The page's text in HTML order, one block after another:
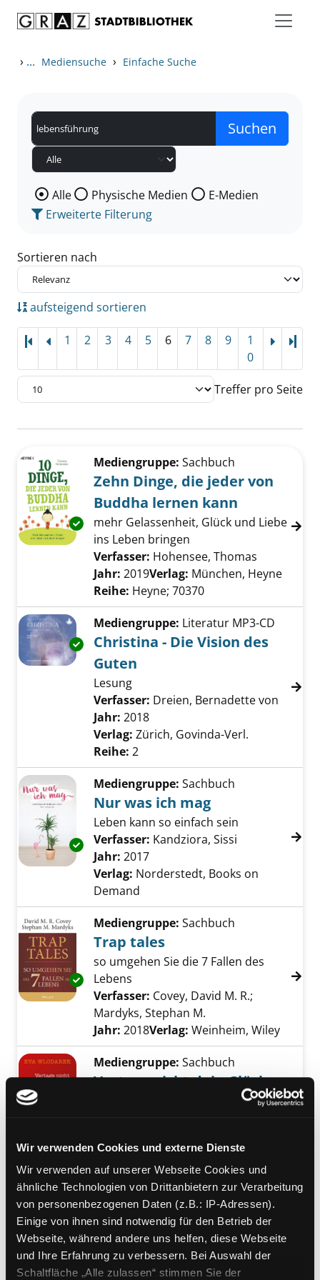
Wir verwenden Cookies und externe Dienste
Wir verwenden auf unserer Webseite Cookies und
ähnliche Technologien von Drittanbietern zur Verarbeitung
von personenbezogenen Daten (z.B.: IP-Adressen).
Einige von ihnen sind notwendig für den Betrieb der
Webseite, während andere uns helfen, diese Webseite
und Ihre Erfahrung zu verbessern. Bei Auswahl der
Schaltfläche „Alle zulassen“ stimmen Sie der
› ... Mediensuche › Einfache Suche
Wählen Sie die Medienart nach der Sie suchen wollen.
Alle Physische Medien
E-Medien
Erweiterte Filterung
Sortieren nach
aufsteigend sortieren
1 2 3 4 5 6 7 8 9
1
0
Treffer pro Seite
Zu den Suchfiltern springen
Exemplar-Details von Zehn Dinge, die jeder
Mediengruppe: Sachbuch
Zehn Dinge, die jeder von
Buddha lernen kann
mehr Gelassenheit, Glück und Liebe
ins Leben bringen
Verfasser: Hohensee, Thomas
Jahr: 2019Verlag: München, Heyne
Reihe: Heyne; 70370
Exemplar-Details von Christina - Die Vision
Mediengruppe: Literatur MP3-CD
Christina - Die Vision des
Guten
Lesung
Verfasser: Dreien, Bernadette von
Jahr: 2018
Verlag: Zürich, Govinda-Verl.
Reihe: 2
Exemplar-Details von Nur was ich mag
Mediengruppe: Sachbuch
Nur was ich mag
Leben kann so einfach sein
Verfasser: Kandziora, Sissi Suche nach
Jahr: 2017
Verlag: Norderstedt, Books on
Demand
Exemplar-Details von Trap tales anzeigen
Mediengruppe: Sachbuch
Trap tales
so umgehen Sie die 7 Fallen des
Lebens
Verfasser: Covey, David M. R.;
Mardyks, Stephan M.
Jahr: 2018Verlag: Weinheim, Wiley
Mediengruppe: Sachbuch
Vertage nicht dein Glück,
Verlag: Freiburg / Br., Herder
Exemplar-Details von Hier geht's um Dich!
Mediengruppe:Sachbuch
Hier geht's um Dich!
bleib bei Dir ; stell Dich Deinen
Ängsten, liebe Dein Leben
Verfasser:Zander, Lauren Handel